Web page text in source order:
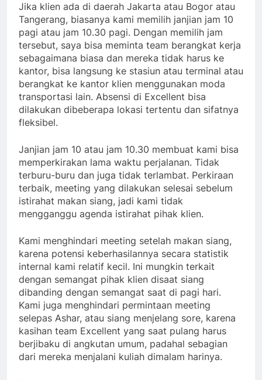
Jika klien ada di daerah Jakarta atau Bogor atau
Tangerang, biasanya kami memilih janjian jam 10
pagi atau jam 10.30 pagi. Dengan memilih jam
tersebut, saya bisa meminta team berangkat kerja
sebagaimana biasa dan mereka tidak harus ke
kantor, bisa langsung ke stasiun atau terminal atau
berangkat ke kantor klien menggunakan moda
transportasi lain. Absensi di Excellent bisa
dilakukan dibeberapa lokasi tertentu dan sifatnya
fleksibel.
Janjian jam 10 atau jam 10.30 membuat kami bisa
memperkirakan lama waktu perjalanan. Tidak
terburu-buru dan juga tidak terlambat. Perkiraan
terbaik, meeting yang dilakukan selesai sebelum
istirahat makan siang, jadi kami tidak
mengganggu agenda istirahat pihak klien.
Kami menghindari meeting setelah makan siang,
karena potensi keberhasilannya secara statistik
internal kami relatif kecil. Ini mungkin terkait
dengan semangat pihak klien disaat siang
dibanding dengan semangat saat di pagi hari.
Kami juga menghindari permintaan meeting
selepas Ashar, atau siang menjelang sore, karena
kasihan team Excellent yang saat pulang harus
berjibaku di angkutan umum, padahal sebagian
dari mereka menjalani kuliah dimalam harinya.